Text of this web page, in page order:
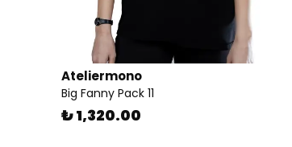
Ateliermono
Big Fanny Pack 11
₺ 1,320.00